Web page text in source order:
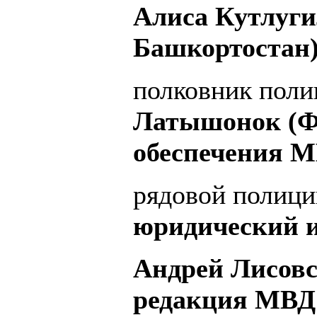
Алиса
полковник
Латышонок
обеспечения
рядовой
юридический
Андрей
редакция МВД